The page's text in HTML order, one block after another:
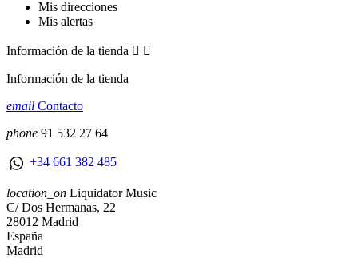
Mis direcciones
Mis alertas
Información de la tienda  
Información de la tienda
email Contacto
phone 91 532 27 64
+34 661 382 485
location_on Liquidator Music
C/ Dos Hermanas, 22
28012 Madrid
España
Madrid